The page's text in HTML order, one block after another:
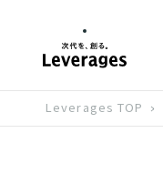
Leverages TOP